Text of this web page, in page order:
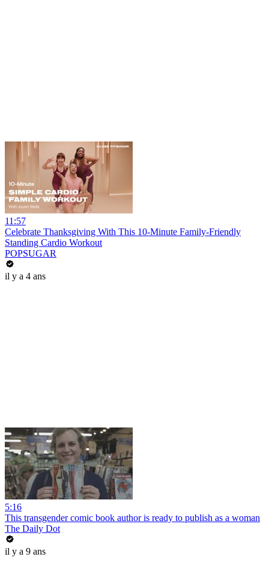
11:57
Celebrate Thanksgiving With This 10-Minute Family-Friendly
Standing Cardio Workout
POPSUGAR
il y a 4 ans
5:16
This transgender comic book author is ready to publish as a woman
The Daily Dot
il y a 9 ans